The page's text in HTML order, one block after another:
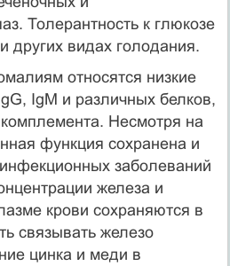
Толерантность к глюкозе
других видах голодания.
относятся низкие
IgM и различных белков,
Несмотря на
функция сохранена и
заболеваний
железа и
крови сохраняются в
связывать железо
цинка и меди в